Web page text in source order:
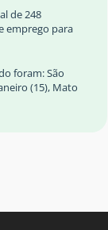
de 248
emprego para
foram: São
(15), Mato